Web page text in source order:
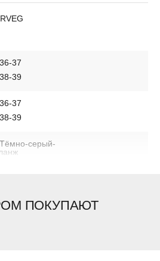
36-37
38-39
36-37
38-39
Тёмно-серый-
ПОКУПАЮТ